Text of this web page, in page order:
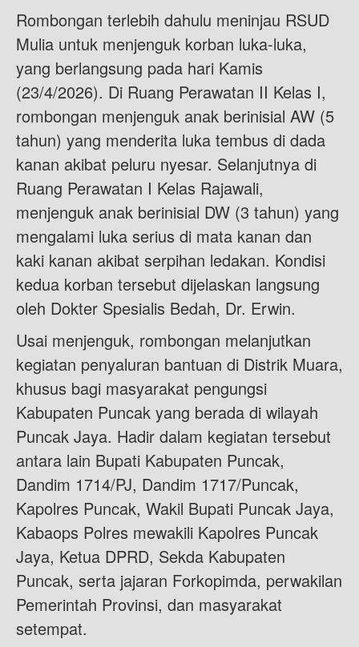
Rombongan terlebih dahulu meninjau RSUD
Mulia untuk menjenguk korban luka-luka,
yang berlangsung pada hari Kamis
(23/4/2026). Di Ruang Perawatan II Kelas I,
rombongan menjenguk anak berinisial AW (5
tahun) yang menderita luka tembus di dada
kanan akibat peluru nyesar. Selanjutnya di
Ruang Perawatan I Kelas Rajawali,
menjenguk anak berinisial DW (3 tahun) yang
mengalami luka serius di mata kanan dan
kaki kanan akibat serpihan ledakan. Kondisi
kedua korban tersebut dijelaskan langsung
oleh Dokter Spesialis Bedah, Dr. Erwin.
Usai menjenguk, rombongan melanjutkan
kegiatan penyaluran bantuan di Distrik Muara,
khusus bagi masyarakat pengungsi
Kabupaten Puncak yang berada di wilayah
Puncak Jaya. Hadir dalam kegiatan tersebut
antara lain Bupati Kabupaten Puncak,
Dandim 1714/PJ, Dandim 1717/Puncak,
Kapolres Puncak, Wakil Bupati Puncak Jaya,
Kabaops Polres mewakili Kapolres Puncak
Jaya, Ketua DPRD, Sekda Kabupaten
Puncak, serta jajaran Forkopimda, perwakilan
Pemerintah Provinsi, dan masyarakat
setempat.